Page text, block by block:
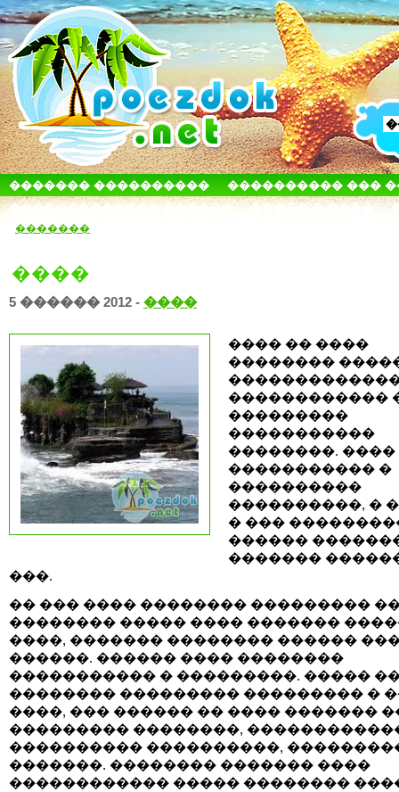
������� ����������
���������� ���
������������� ������
����� � ����
�������
����
5 ������ 2012 - ����
���� �� ����
��������
������������
���������
�����������
��������. ����
����������� �
����������
����������, �
� ���
������
�������
���.
�� ��� ���� �������� ���������
�������� ����� ���� �������
����, ������� �������� ������
������. ������ ���� ��������
����������� � ���������. �����
�������� ��������� ��������� �
����, ��� ������ �� ���� �������
��������� ��������,
���������� ����������,
�������. �������� ������� ����
������������ ����� ��������